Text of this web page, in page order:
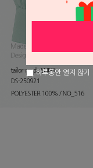
하루동안 열지 않기